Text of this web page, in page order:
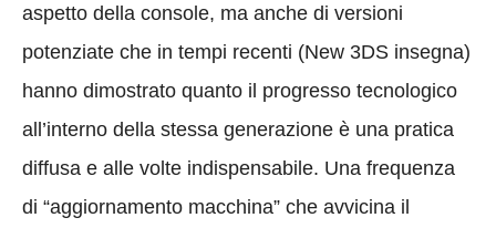
aspetto della console, ma anche di versioni
potenziate che in tempi recenti (New 3DS insegna)
hanno dimostrato quanto il progresso tecnologico
all’interno della stessa generazione è una pratica
diffusa e alle volte indispensabile. Una frequenza
di “aggiornamento macchina” che avvicina il